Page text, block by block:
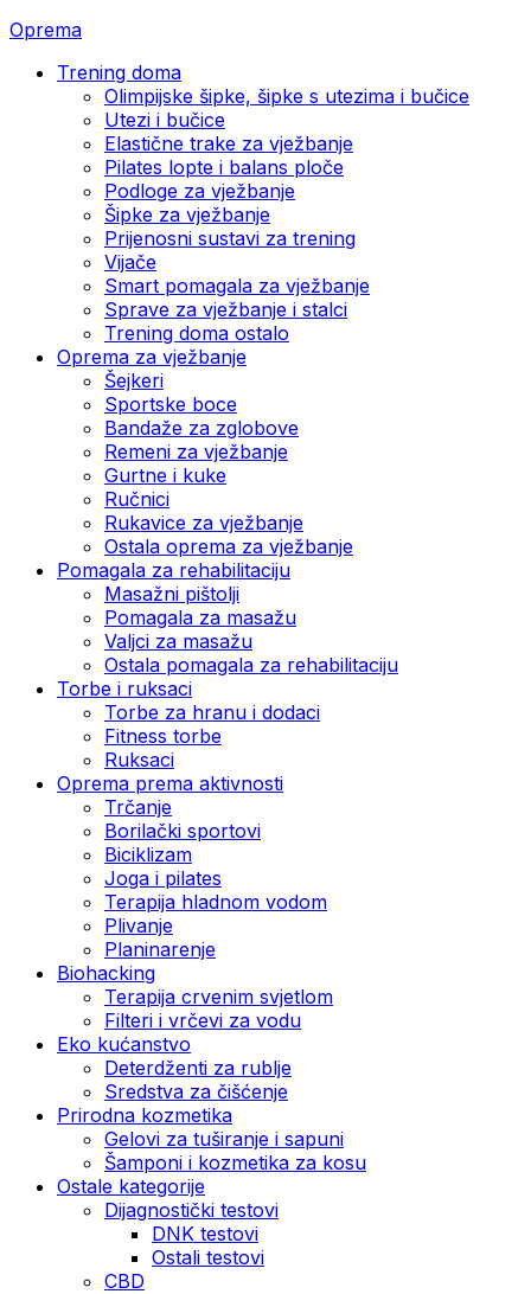
Oprema
Trening doma
Olimpijske šipke, šipke s utezima i bučice
Utezi i bučice
Elastične trake za vježbanje
Pilates lopte i balans ploče
Podloge za vježbanje
Šipke za vježbanje
Prijenosni sustavi za trening
Vijače
Smart pomagala za vježbanje
Sprave za vježbanje i stalci
Trening doma ostalo
Oprema za vježbanje
Šejkeri
Sportske boce
Bandaže za zglobove
Remeni za vježbanje
Gurtne i kuke
Ručnici
Rukavice za vježbanje
Ostala oprema za vježbanje
Pomagala za rehabilitaciju
Masažni pištolji
Pomagala za masažu
Valjci za masažu
Ostala pomagala za rehabilitaciju
Torbe i ruksaci
Torbe za hranu i dodaci
Fitness torbe
Ruksaci
Oprema prema aktivnosti
Trčanje
Borilački sportovi
Biciklizam
Joga i pilates
Terapija hladnom vodom
Plivanje
Planinarenje
Biohacking
Terapija crvenim svjetlom
Filteri i vrčevi za vodu
Eko kućanstvo
Deterdženti za rublje
Sredstva za čišćenje
Prirodna kozmetika
Gelovi za tuširanje i sapuni
Šamponi i kozmetika za kosu
Ostale kategorije
Dijagnostički testovi
DNK testovi
Ostali testovi
CBD